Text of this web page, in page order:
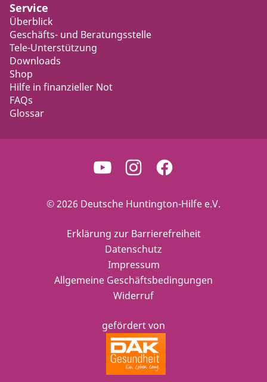
Service
Überblick
Geschäfts- und Beratungsstelle
Tele-Unterstützung
Downloads
Shop
Hilfe in finanzieller Not
FAQs
Glossar
© 2026 Deutsche Huntington-Hilfe e.V.
gefördert von
Erklärung zur Barrierefreiheit
Datenschutz
Impressum
Allgemeine Geschäftsbedingungen
Widerruf